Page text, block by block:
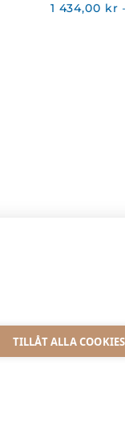
TILLÅT ALLA COOKIES
1 434,00 kr